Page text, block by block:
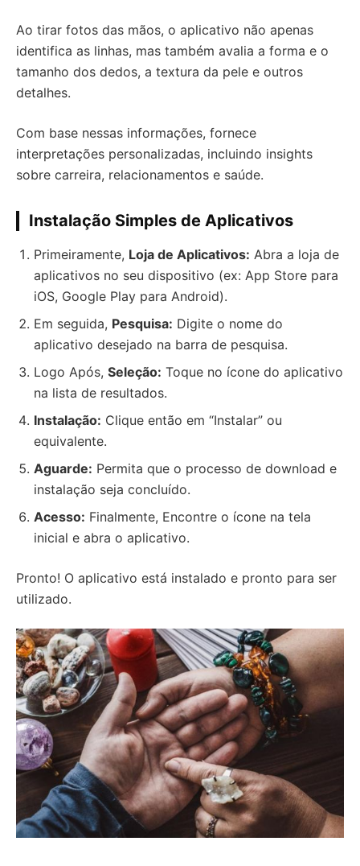
Ao tirar fotos das mãos, o aplicativo não apenas
identifica as linhas, mas também avalia a forma e o
tamanho dos dedos, a textura da pele e outros
detalhes.
Com base nessas informações, fornece
interpretações personalizadas, incluindo insights
sobre carreira, relacionamentos e saúde.
Instalação Simples de Aplicativos
Primeiramente, Loja de Aplicativos: Abra a loja de
aplicativos no seu dispositivo (ex: App Store para
iOS, Google Play para Android).
Em seguida, Pesquisa: Digite o nome do
aplicativo desejado na barra de pesquisa.
Logo Após, Seleção: Toque no ícone do aplicativo
na lista de resultados.
Instalação: Clique então em “Instalar” ou
equivalente.
Aguarde: Permita que o processo de download e
instalação seja concluído.
Acesso: Finalmente, Encontre o ícone na tela
inicial e abra o aplicativo.
Pronto! O aplicativo está instalado e pronto para ser
utilizado.